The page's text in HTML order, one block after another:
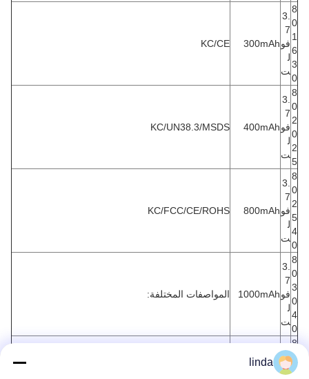
8
0
1
6
3
0
3.
7
فو
ل
ت
300mAh
KC/CE
8
0
2
0
2
5
3.
7
فو
ل
ت
400mAh
KC/UN38.3/MSDS
8
0
2
5
4
0
3.
7
فو
ل
ت
800mAh
KC/FCC/CE/ROHS
8
0
3
0
4
0
3.
7
فو
ل
ت
1000mAh المواصفات المختلفة:
8
0
3
3.
7
linda